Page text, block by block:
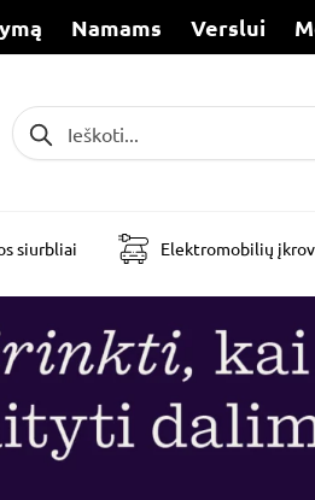
Namams Verslui
Ieškoti
siurbliai Elektromobilių